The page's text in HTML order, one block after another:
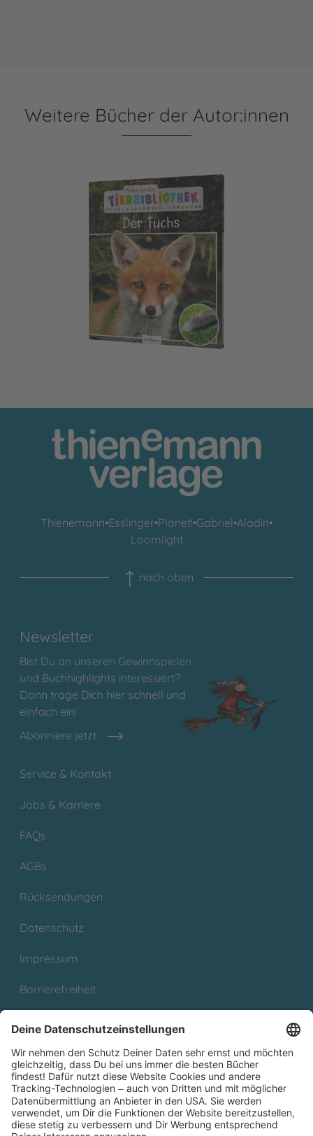
Weitere Bücher der Autor:innen
Meine große Tierbibliothek: Der Fuchs
Thienemann•Esslinger•Planet!•Gabriel•Aladin•
Loomlight
nach oben
Newsletter
Bist Du an unseren Gewinnspielen
und Buchhighlights interessiert?
Dann trage Dich hier schnell und
einfach ein!
Abonniere jetzt
Service & Kontakt
Jobs & Karriere
FAQs
AGBs
Rücksendungen
Datenschutz
Impressum
Barrierefreiheit
Partnerprogramm (Affiliate)
Folge uns auf